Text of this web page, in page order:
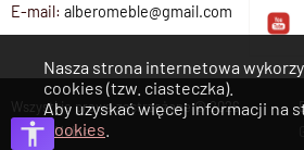
E-mail: alberomeble@gmail.com
Wszystkie prawa zastrzeżone © 2026
Albero Meble
Nasza strona internetowa
cookies (tzw. ciasteczka).
Aby uzyskać więcej informacji na
Cookies